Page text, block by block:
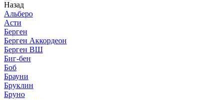
Назад
Альберо
Асти
Берген
Берген Аккордеон
Берген ВШ
Биг-бен
Боб
Брауни
Бруклин
Бруно